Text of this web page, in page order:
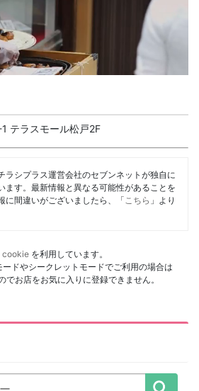
テラスモール松戸2F
ラシプラス運営会社のセブンネットが独自に
ます。最新情報と異なる可能性があることを
に間違いがございましたら、「 こちら 」より
cookie を利用しています。
ドやシークレットモードでご利用の場合は
お店をお気に入りに登録できません。